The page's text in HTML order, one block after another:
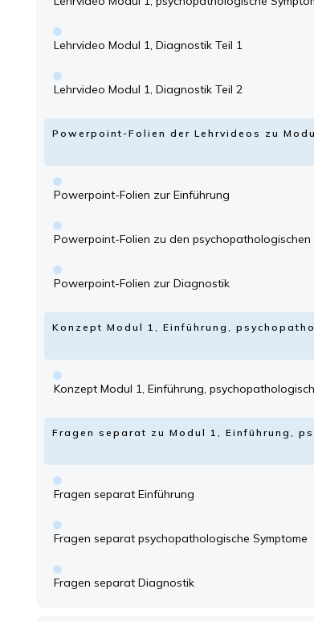
Lehrvideo Modul 1, Diagnostik Teil 1
Lehrvideo Modul 1, Diagnostik Teil 2
Powerpoint-Folien der Lehrvideos zu
Powerpoint-Folien zur Einführung
Powerpoint-Folien zu den psychopathologischen
Powerpoint-Folien zur Diagnostik
Konzept Modul 1, Einführung,
Konzept Modul 1, Einführung,
Fragen separat zu Modul 1, Einführung,
Fragen separat Einführung
Fragen separat psychopathologische Symptome
Fragen separat Diagnostik